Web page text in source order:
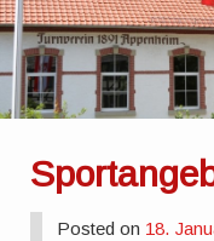
Posted on 18.